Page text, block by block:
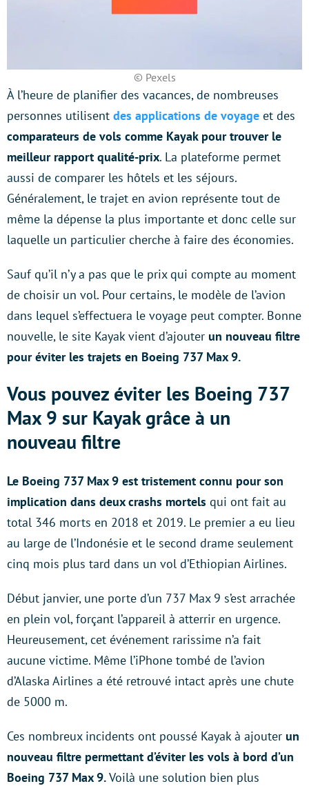
© Pexels
À l’heure de planifier des vacances, de nombreuses
personnes utilisent des applications de voyage et des
comparateurs de vols comme Kayak pour trouver le
meilleur rapport qualité-prix. La plateforme permet
aussi de comparer les hôtels et les séjours.
Généralement, le trajet en avion représente tout de
même la dépense la plus importante et donc celle sur
laquelle un particulier cherche à faire des économies.
Sauf qu’il n’y a pas que le prix qui compte au moment
de choisir un vol. Pour certains, le modèle de l’avion
dans lequel s’effectuera le voyage peut compter. Bonne
nouvelle, le site Kayak vient d’ajouter un nouveau filtre
pour éviter les trajets en Boeing 737 Max 9.
Vous pouvez éviter les Boeing 737
Max 9 sur Kayak grâce à un
nouveau filtre
Le Boeing 737 Max 9 est tristement connu pour son
implication dans deux crashs mortels qui ont fait au
total 346 morts en 2018 et 2019. Le premier a eu lieu
au large de l’Indonésie et le second drame seulement
cinq mois plus tard dans un vol d’Ethiopian Airlines.
Début janvier, une porte d’un 737 Max 9 s’est arrachée
en plein vol, forçant l’appareil à atterrir en urgence.
Heureusement, cet événement rarissime n’a fait
aucune victime. Même l’iPhone tombé de l’avion
d’Alaska Airlines a été retrouvé intact après une chute
de 5000 m.
Ces nombreux incidents ont poussé Kayak à ajouter un
nouveau filtre permettant d’éviter les vols à bord d’un
Boeing 737 Max 9.Voilà une solution bien plus